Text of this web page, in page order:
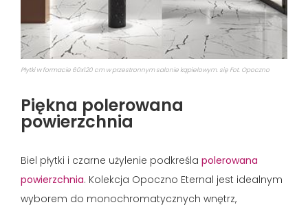
Płytki w formacie 60x120 cm w przestronnym salonie kąpielowym. się Fot. Opoczno
Piękna polerowana
powierzchnia
Biel płytki i czarne użylenie podkreśla polerowana
powierzchnia. Kolekcja Opoczno Eternal jest idealnym
wyborem do monochromatycznych wnętrz,